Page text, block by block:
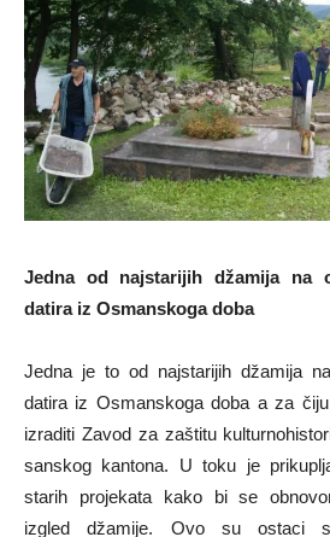
Jedna od najstarijih džamija na
datira iz Osmanskoga doba
Jedna je to od najstarijih džamija
datira iz Osmanskoga doba a za
izraditi Zavod za zaštitu
sanskog kantona. U toku je
starih projekata kako bi se
izgled džamije. Ovo su ostaci